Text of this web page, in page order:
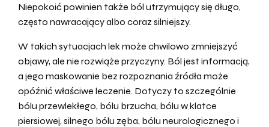
Niepokoić powinien także ból utrzymujący się długo,
często nawracający albo coraz silniejszy.
W takich sytuacjach lek może chwilowo zmniejszyć
objawy, ale nie rozwiąże przyczyny. Ból jest informacją,
a jego maskowanie bez rozpoznania źródła może
opóźnić właściwe leczenie. Dotyczy to szczególnie
bólu przewlekłego, bólu brzucha, bólu w klatce
piersiowej, silnego bólu zęba, bólu neurologicznego i